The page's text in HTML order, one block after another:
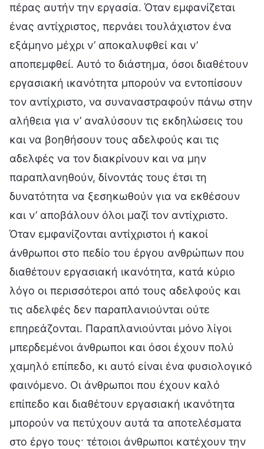
πέρας αυτήν την εργασία. Όταν εμφανίζεται
ένας αντίχριστος, περνάει τουλάχιστον ένα
εξάμηνο μέχρι ν’ αποκαλυφθεί και ν’
αποπεμφθεί. Αυτό το διάστημα, όσοι διαθέτουν
εργασιακή ικανότητα μπορούν να εντοπίσουν
τον αντίχριστο, να συναναστραφούν πάνω στην
αλήθεια για ν’ αναλύσουν τις εκδηλώσεις του
και να βοηθήσουν τους αδελφούς και τις
αδελφές να τον διακρίνουν και να μην
παραπλανηθούν, δίνοντάς τους έτσι τη
δυνατότητα να ξεσηκωθούν για να εκθέσουν
και ν’ αποβάλουν όλοι μαζί τον αντίχριστο.
Όταν εμφανίζονται αντίχριστοι ή κακοί
άνθρωποι στο πεδίο του έργου ανθρώπων που
διαθέτουν εργασιακή ικανότητα, κατά κύριο
λόγο οι περισσότεροι από τους αδελφούς και
τις αδελφές δεν παραπλανιούνται ούτε
επηρεάζονται. Παραπλανιούνται μόνο λίγοι
μπερδεμένοι άνθρωποι και όσοι έχουν πολύ
χαμηλό επίπεδο, κι αυτό είναι ένα φυσιολογικό
φαινόμενο. Οι άνθρωποι που έχουν καλό
επίπεδο και διαθέτουν εργασιακή ικανότητα
μπορούν να πετύχουν αυτά τα αποτελέσματα
στο έργο τους· τέτοιοι άνθρωποι κατέχουν την